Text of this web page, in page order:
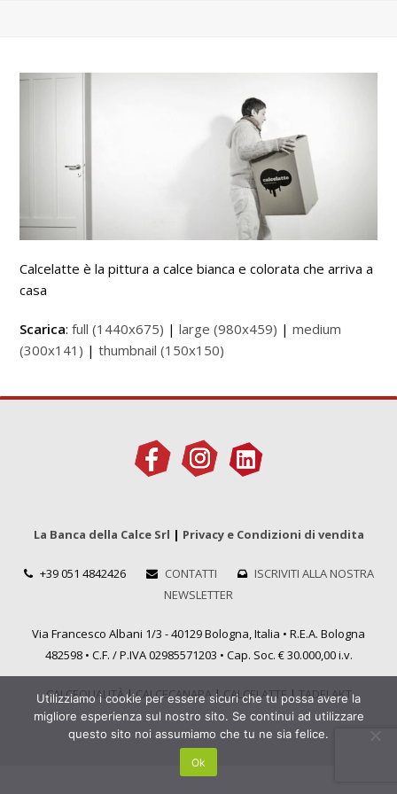
Calcelatte è la pittura a calce bianca e colorata che arriva a
casa
Scarica:full (1440x675) |large (980x459) |medium
(300x141) |thumbnail (150x150)
La Banca della Calce Srl | Privacy e Condizioni di vendita
+39 051 4842426 CONTATTI
ISCRIVITI ALLA NOSTRA
NEWSLETTER
Via Francesco Albani 1/3 - 40129 Bologna, Italia • R.E.A. Bologna
482598 • C.F. / P.IVA 02985571203 • Cap. Soc. € 30.000,00 i.v.
CALCEQUALITÀ|CALCECANAPA|CALCELATTE|TADELAKT
Utilizziamo i cookie per essere sicuri che tu possa avere la
migliore esperienza sul nostro sito. Se continui ad utilizzare
questo sito noi assumiamo che tu ne sia felice.
Ok